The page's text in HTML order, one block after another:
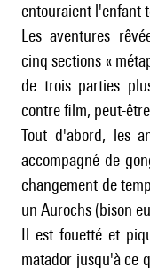
entouraient l'enfant
Les aventures
cinq sections «
de trois parties
contre film, peut-être.
Tout d'abord, les
accompagné de
changement de
un Aurochs (bison
Il est fouetté et
matador jusqu'à ce